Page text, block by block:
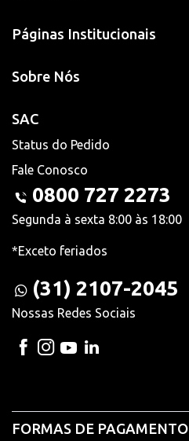
Páginas Institucionais
Sobre Nós
SAC
Status do Pedido
Fale Conosco
0800 727 2273
Segunda à sexta 8:00 às 18:00
*Exceto feriados
(31) 2107-2045
Nossas Redes Sociais
FORMAS DE PAGAMENTO